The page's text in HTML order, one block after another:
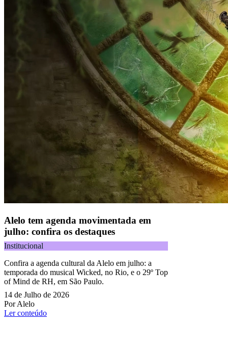
Alelo tem agenda movimentada em
julho: confira os destaques
Institucional
Confira a agenda cultural da Alelo em julho: a
temporada do musical Wicked, no Rio, e o 29º Top
of Mind de RH, em São Paulo.
14 de Julho de 2026
Por Alelo
Ler conteúdo